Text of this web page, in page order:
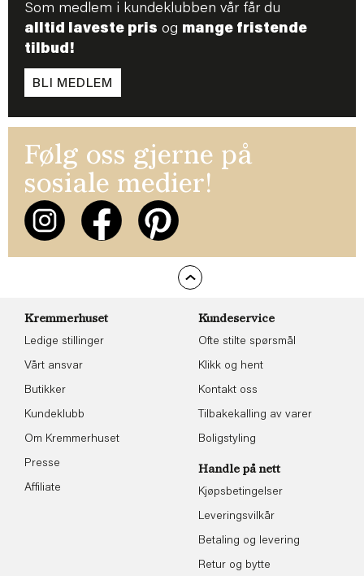
Som medlem i kundeklubben vår får du
alltid laveste pris og mange fristende
tilbud!
BLI MEDLEM
Følg oss gjerne på
sosiale medier!
Kremmerhuset
Ledige stillinger
Vårt ansvar
Butikker
Kundeklubb
Om Kremmerhuset
Presse
Affiliate
Kundeservice
Ofte stilte spørsmål
Klikk og hent
Kontakt oss
Tilbakekalling av varer
Boligstyling
Handle på nett
Kjøpsbetingelser
Leveringsvilkår
Betaling og levering
Retur og bytte